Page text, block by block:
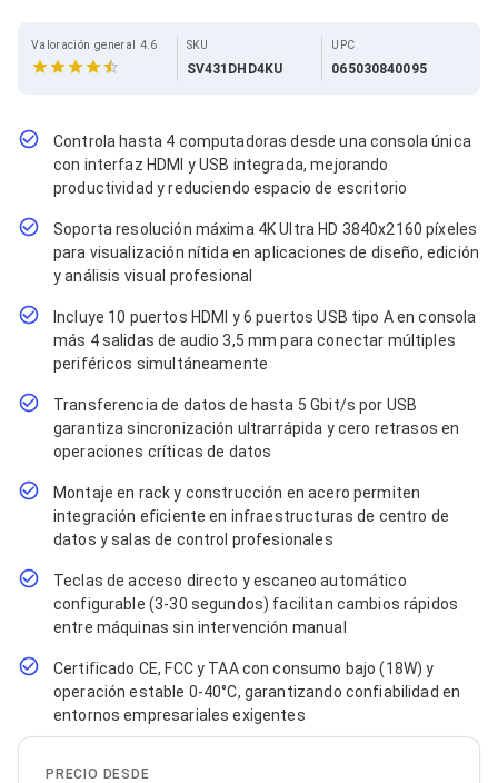
Cables Fibra Óptica
Cables SFP+
Jacks de Red
Conectores
Tapas y Cajas
Pinzas Ponchadoras
Probadores de Cable
Cortadoras de Cable
Protectores para Cables
Cables para Impresoras
Bobinas
Cableado Estructurado
Sujetadores de Cables
Cinchos
Adaptadores
Adaptadores PC
Adaptadores PC USB
Adaptadores PC Serial
Adaptadores PC SATA
Adaptadores PC IDE
Adaptadores PC Teclado
Bluetooth
Adaptadores Video
Adaptadores Video DisplayPort
Divisores de Video
Adaptadores Video HDMI
Extensores y Receptores de Vídeo
Adaptadores Video DVI
Adaptadores Video VGA / HD15
Repetidores USB
Valoración general 4.6 SKU
SV431DHD4KU
UPC
065030840095
Controla hasta 4 computadoras desde una consola única
con interfaz HDMI y USB integrada, mejorando
productividad y reduciendo espacio de escritorio
Soporta resolución máxima 4K Ultra HD 3840x2160 píxeles
para visualización nítida en aplicaciones de diseño, edición
y análisis visual profesional
Incluye 10 puertos HDMI y 6 puertos USB tipo A en consola
más 4 salidas de audio 3,5 mm para conectar múltiples
periféricos simultáneamente
Transferencia de datos de hasta 5 Gbit/s por USB
garantiza sincronización ultrarrápida y cero retrasos en
operaciones críticas de datos
Montaje en rack y construcción en acero permiten
integración eficiente en infraestructuras de centro de
datos y salas de control profesionales
Teclas de acceso directo y escaneo automático
configurable (3-30 segundos) facilitan cambios rápidos
entre máquinas sin intervención manual
Certificado CE, FCC y TAA con consumo bajo (18W) y
operación estable 0-40°C, garantizando confiabilidad en
entornos empresariales exigentes
PRECIO DESDE